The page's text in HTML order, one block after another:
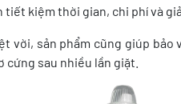
kiệm thời gian, chi phí và
vời, sản phẩm cũng giúp bảo
cứng sau nhiều lần giặt.